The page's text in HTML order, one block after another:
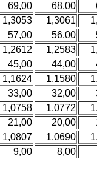
69,00 68,00
1,3053 1,3061
57,00 56,00
1,2612 1,2583
45,00 44,00
1,1624 1,1580
33,00 32,00
1,0758 1,0772
21,00 20,00
1,0807 1,0690
9,00 8,00